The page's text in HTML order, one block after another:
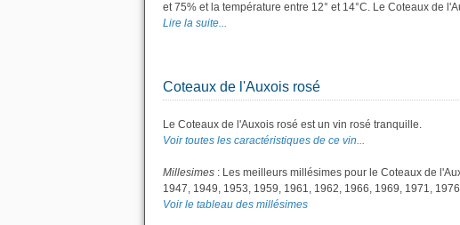
et 75% et la température entre 12° et 14°C. Le Coteaux de
Lire la suite...
Coteaux de l'Auxois rosé
Le Coteaux de l'Auxois rosé est un vin rosé tranquille.
Voir toutes les caractéristiques de ce vin...
Millesimes : Les meilleurs millésimes pour le Coteaux de
1947, 1949, 1953, 1959, 1961, 1962, 1966, 1969, 1971,
Voir le tableau des millésimes